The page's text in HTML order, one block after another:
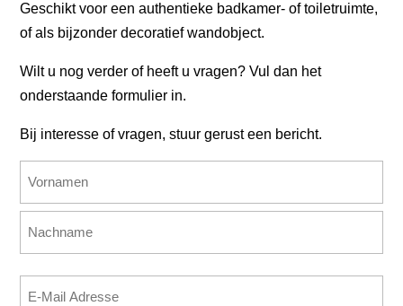
Geschikt voor een authentieke badkamer- of toiletruimte,
of als bijzonder decoratief wandobject.
Wilt u nog verder of heeft u vragen? Vul dan het
onderstaande formulier in.
Bij interesse of vragen, stuur gerust een bericht.